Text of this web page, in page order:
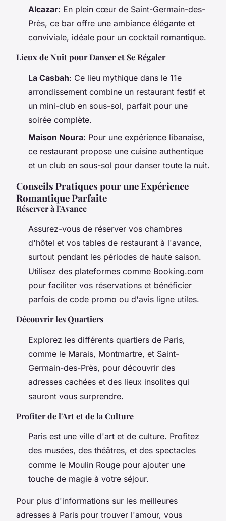
Alcazar: En plein cœur de Saint-Germain-des-
Près, ce bar offre une ambiance élégante et
conviviale, idéale pour un cocktail romantique.
Lieux de Nuit pour Danser et Se Régaler
La Casbah: Ce lieu mythique dans le 11e
arrondissement combine un restaurant festif et
un mini-club en sous-sol, parfait pour une
soirée complète.
Maison Noura: Pour une expérience libanaise,
ce restaurant propose une cuisine authentique
et un club en sous-sol pour danser toute la nuit.
Conseils Pratiques pour une Expérience
Romantique Parfaite
Réserver à l'Avance
Assurez-vous de réserver vos chambres
d'hôtel et vos tables de restaurant à l'avance,
surtout pendant les périodes de haute saison.
Utilisez des plateformes comme Booking.com
pour faciliter vos réservations et bénéficier
parfois de code promo ou d'avis ligne utiles.
Découvrir les Quartiers
Explorez les différents quartiers de Paris,
comme le Marais, Montmartre, et Saint-
Germain-des-Près, pour découvrir des
adresses cachées et des lieux insolites qui
sauront vous surprendre.
Profiter de l'Art et de la Culture
Paris est une ville d'art et de culture. Profitez
des musées, des théâtres, et des spectacles
comme le Moulin Rouge pour ajouter une
touche de magie à votre séjour.
Pour plus d'informations sur les meilleures
adresses à Paris pour trouver l'amour, vous